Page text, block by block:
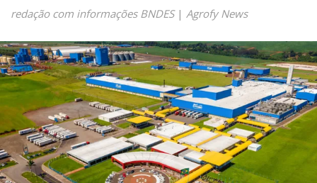
redação com informações BNDES| Agrofy News